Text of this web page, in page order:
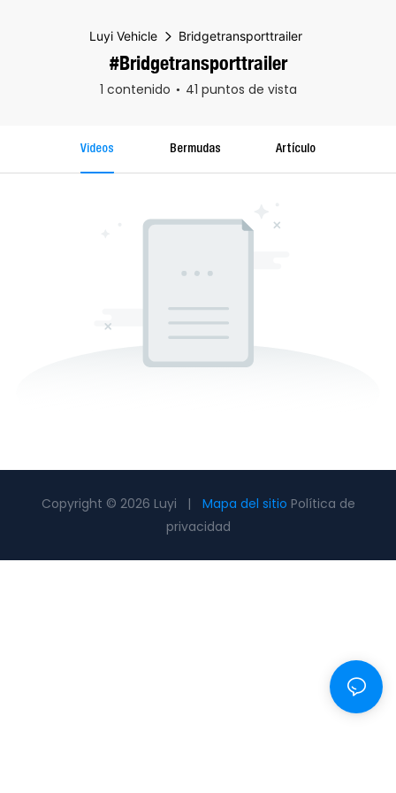
Luyi Vehicle Bridgetransporttrailer
#Bridgetransporttrailer
1 contenido 41 puntos de vista
Videos Bermudas Artículo
Copyright © 2026 Luyi | Mapa del sitio Política de
privacidad